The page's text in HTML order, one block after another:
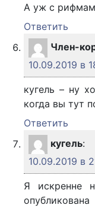
А уж с
Ответить
Член-
10.09.2019 в
кугель – ну
когда вы тут
Ответить
кугель:
10.09.2019 в
Я искренне